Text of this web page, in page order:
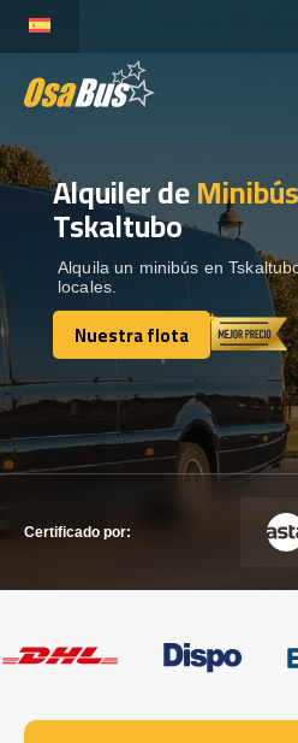
content
ALQUILER DE AUTOCARES
DESTINOS
RECORRIDAS
Alquiler de
Tskaltubo
Alquila un minibús en
locales.
Nuestra flota
Nuestra flota
Certificado por: